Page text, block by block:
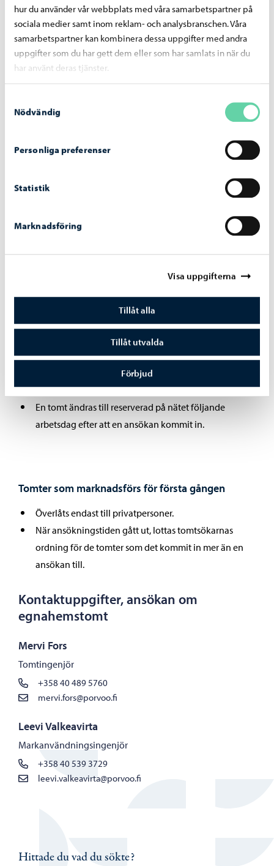
hur du använder vår webbplats med våra samarbetspartner på
sociala medier samt inom reklam- och analysbranschen. Våra
samarbetspartner kan kombinera dessa uppgifter med andra
uppgifter som du har gett dem eller som har samlats in när du
har använt deras tjänster.
Nödvändig
Personliga preferenser
Statistik
Marknadsföring
Visa uppgifterna
Tillåt alla
Tillåt utvalda
Förbjud
får en tomt utifrån de valkriterier som
stadsutvecklingsnämden har fastställt.
Valkriterier av vem som får en tomt (162 kt, pdf)
Den som lämnat det högsta anbudet får tomten.
Tomter som säljs eller arrenderas ut till
fast pris
Tomter som man fortlöpande kan ansöka om
De tomter som fortlöpande kan ansökas, överlåts i
den ordning ansökningarna kommer in.
Om det lämnas in flera ansökningar om samma tomt
samma dag, lottar man ut den som får tomten enligt
praxisen för val av vem som får tomt.
En tomt ändras till reserverad på nätet följande
arbetsdag efter att en ansökan kommit in.
Tomter som marknadsförs för första gången
Överlåts endast till privatpersoner.
När ansökningstiden gått ut, lottas tomtsökarnas
ordning för de tomter som det kommit in mer än en
ansökan till.
Kontaktuppgifter, ansökan om
egnahemstomt
Mervi Fors
Tomtingenjör
+358 40 489 5760
mervi.fors@porvoo.fi
Leevi Valkeavirta
Markanvändningsingenjör
+358 40 539 3729
leevi.valkeavirta@porvoo.fi
Hittade du vad du sökte?